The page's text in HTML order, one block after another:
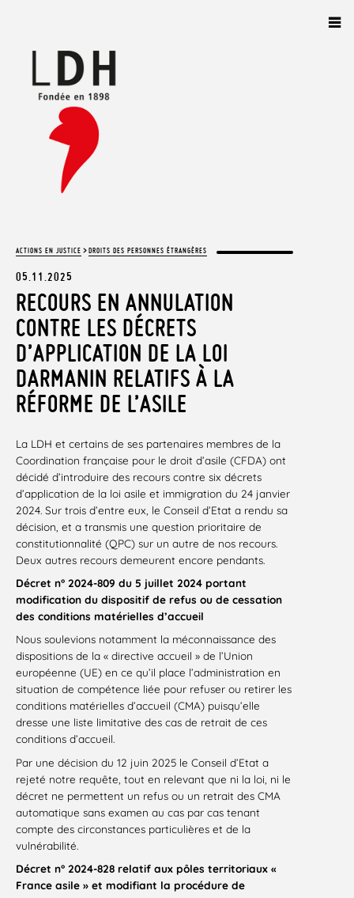
ACTIONS EN JUSTICE >DROITS DES PERSONNES ÉTRANGÈRES
05.11.2025
RECOURS EN ANNULATION
CONTRE LES DÉCRETS
D’APPLICATION DE LA LOI
DARMANIN RELATIFS À LA
RÉFORME DE L’ASILE
La LDH et certains de ses partenaires membres de la
Coordination française pour le droit d’asile (CFDA) ont
décidé d’introduire des recours contre six décrets
d’application de la loi asile et immigration du 24 janvier
2024. Sur trois d’entre eux, le Conseil d’Etat a rendu sa
décision, et a transmis une question prioritaire de
constitutionnalité (QPC) sur un autre de nos recours.
Deux autres recours demeurent encore pendants.
Décret n° 2024-809 du 5 juillet 2024 portant
modification du dispositif de refus ou de cessation
des conditions matérielles d’accueil
Nous soulevions notamment la méconnaissance des
dispositions de la « directive accueil » de l’Union
européenne (UE) en ce qu’il place l’administration en
situation de compétence liée pour refuser ou retirer les
conditions matérielles d’accueil (CMA) puisqu’elle
dresse une liste limitative des cas de retrait de ces
conditions d’accueil.
Par une décision du 12 juin 2025 le Conseil d’Etat a
rejeté notre requête, tout en relevant que ni la loi, ni le
décret ne permettent un refus ou un retrait des CMA
automatique sans examen au cas par cas tenant
compte des circonstances particulières et de la
vulnérabilité.
Décret n° 2024-828 relatif aux pôles territoriaux «
France asile » et modifiant la procédure de